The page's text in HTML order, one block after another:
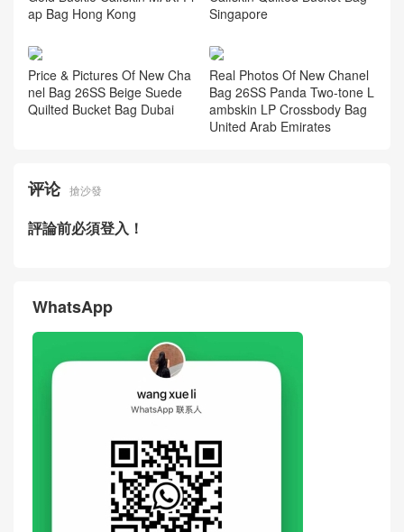
New Chanel Bag 26S Burgun
dy Pebbled Calfskin Large C
F Flap Bag USA
Price Inquiry For New Chane
l Bag 26S Black Gold Calfski
n Cerf Tote Bag
ap Bag Hong Kong
Price & Pictures Of New Cha
搶沙發
評論前必須登入！
WhatsApp